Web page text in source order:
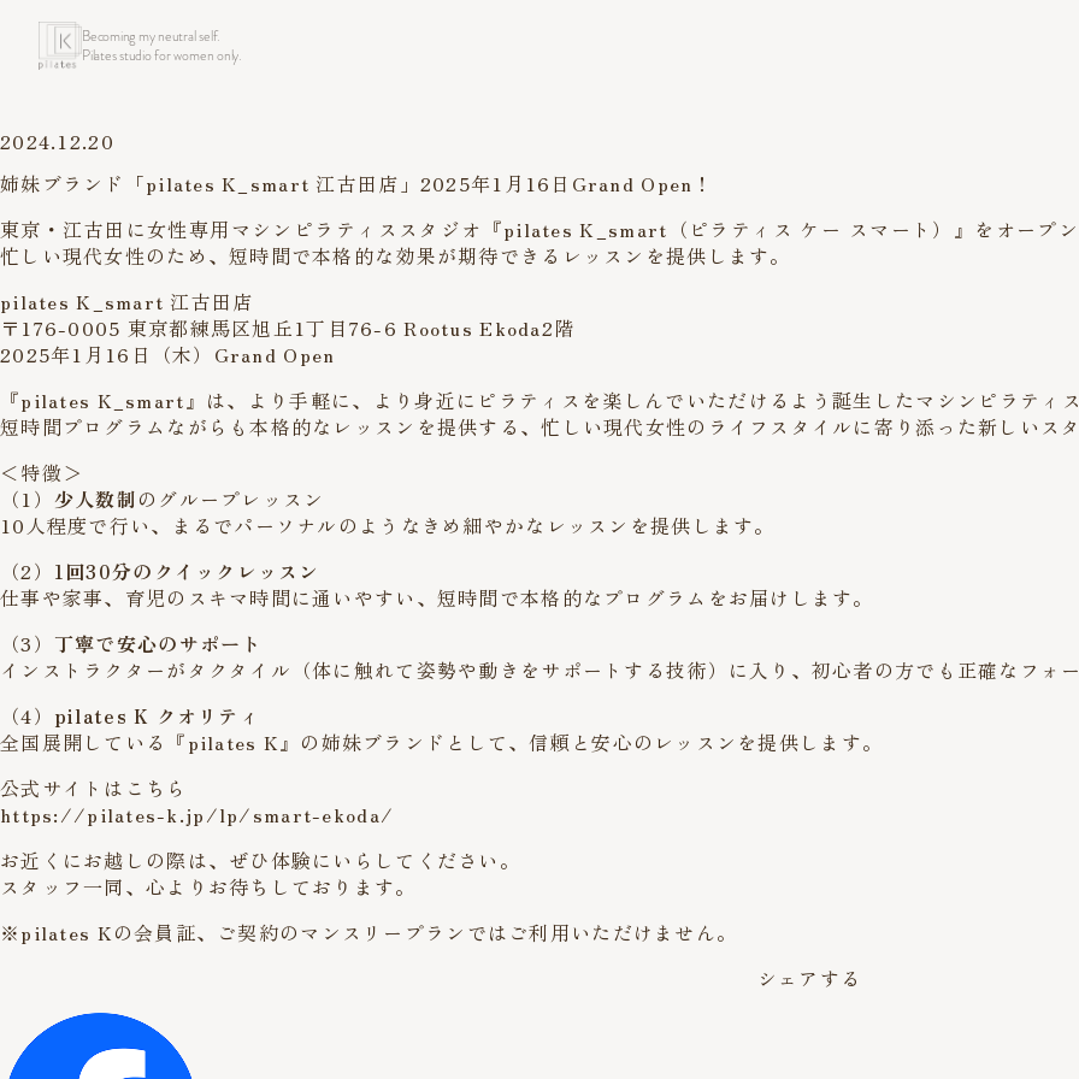
Becoming my neutral self.
Pilates studio for women only.
2024.12.20
姉妹ブランド「pilates K_smart 江古田店」2025年1月16日Grand Open！
東京・江古田に女性専用マシンピラティススタジオ『pilates K_smart（ピラティス ケー スマート）』をオープ
忙しい現代女性のため、短時間で本格的な効果が期待できるレッスンを提供します。
pilates K_smart 江古田店
〒176-0005 東京都練馬区旭丘1丁目76-6 Rootus Ekoda2階
2025年1月16日（木）Grand Open
『pilates K_smart』は、より手軽に、より身近にピラティスを楽しんでいただけるよう誕生したマシンピラテ
短時間プログラムながらも本格的なレッスンを提供する、忙しい現代女性のライフスタイルに寄り添った新しいス
＜特徴＞
（1） 少人数制のグループレッスン
10人程度で行い、まるでパーソナルのようなきめ細やかなレッスンを提供します。
（2） 1回30分のクイックレッスン
仕事や家事、育児のスキマ時間に通いやすい、短時間で本格的なプログラムをお届けします。
（3） 丁寧で安心のサポート
インストラクターがタクタイル（体に触れて姿勢や動きをサポートする技術）に入り、初心者の方でも正確なフォ
（4） pilates K クオリティ
全国展開している『pilates K』の姉妹ブランドとして、信頼と安心のレッスンを提供します。
公式サイトはこちら
https://pilates-k.jp/lp/smart-ekoda/
お近くにお越しの際は、ぜひ体験にいらしてください。
スタッフ一同、心よりお待ちしております。
※pilates Kの会員証、ご契約のマンスリープランではご利用いただけません。
シェアする